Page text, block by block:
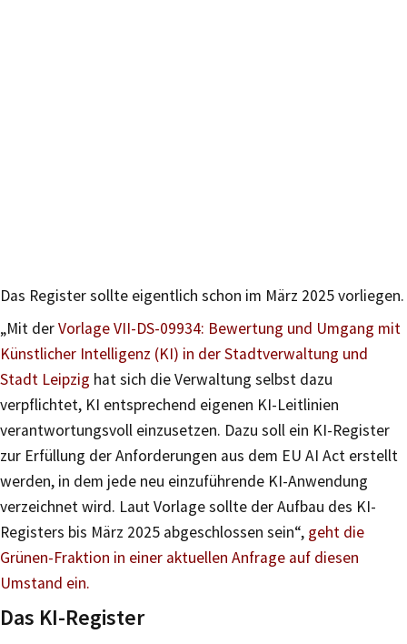
Das Register sollte eigentlich schon im März 2025 vorliegen.
„Mit derVorlage VII-DS-09934: Bewertung und Umgang mit
Künstlicher Intelligenz (KI) in der Stadtverwaltung und
Stadt Leipzig hat sich die Verwaltung selbst dazu
verpflichtet, KI entsprechend eigenen KI-Leitlinien
verantwortungsvoll einzusetzen. Dazu soll ein KI-Register
zur Erfüllung der Anforderungen aus dem EU AI Act erstellt
werden, in dem jede neu einzuführende KI-Anwendung
verzeichnet wird. Laut Vorlage sollte der Aufbau des KI-
Registers bis März 2025 abgeschlossen sein“, geht die
Grünen-Fraktion in einer aktuellen Anfrage auf diesen
Umstand ein.
Das KI-Register